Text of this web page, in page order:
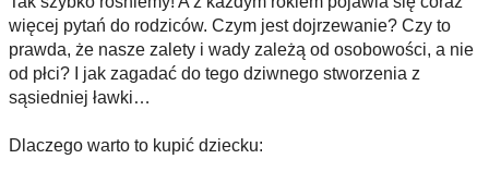
więcej pytań do rodziców. Czym jest dojrzewanie? Czy to
prawda, że nasze zalety i wady zależą od osobowości, a nie
od płci? I jak zagadać do tego dziwnego stworzenia z
sąsiedniej ławki…
Dlaczego warto to kupić dziecku: